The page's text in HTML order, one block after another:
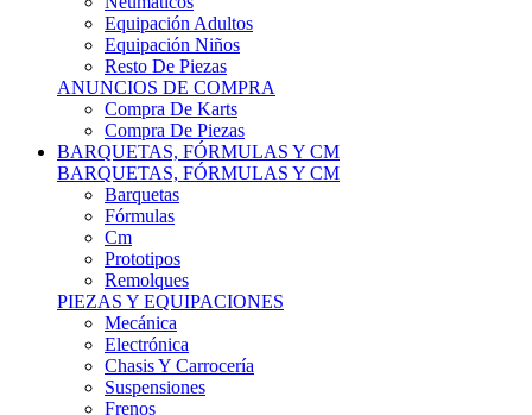
Electrónica
Chasis Y Carrocería
Suspensiones
Frenos
Llantas
Neumáticos
Resto De Piezas
ANUNCIOS DE COMPRA
Compra Vehículos
Compra De Piezas
CARCROSS Y FÓRMULAS
CARCROSS Y FORMULAS TT
Carcross
Formulas Tt Autocross
Remolques
PIEZAS Y EQUIPACIONES
Mecanica
Electrónica
Chasis Y Carrocería